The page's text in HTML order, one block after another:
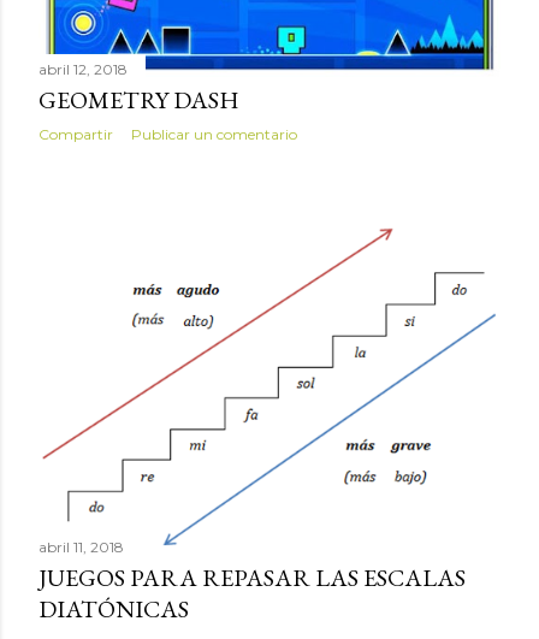
abril 12, 2018
GEOMETRY DASH
Compartir Publicar un comentario
abril 11, 2018
JUEGOS PARA REPASAR LAS ESCALAS
DIATÓNICAS